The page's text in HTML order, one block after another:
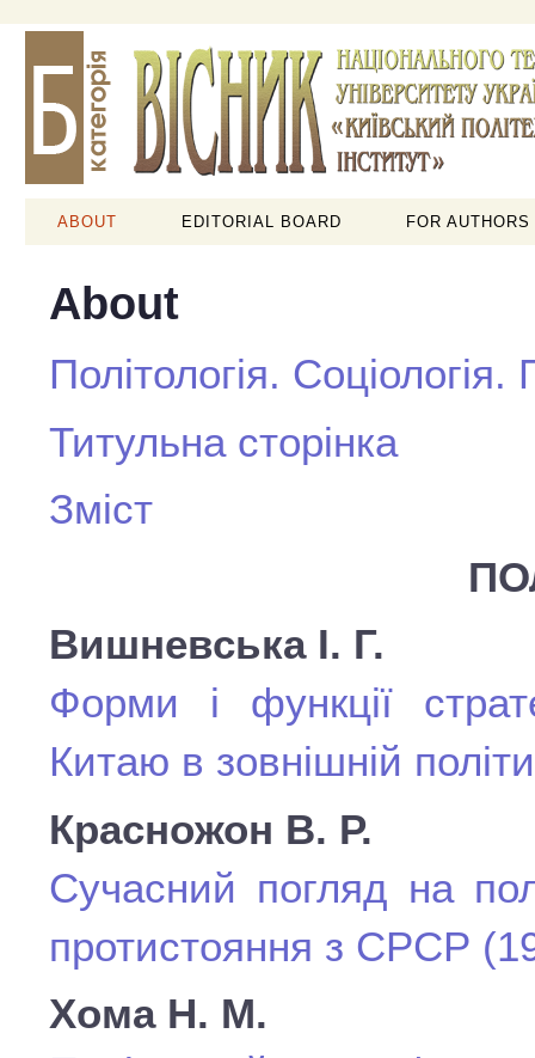
ABOUT EDITORIAL BOARD FOR AUTHORS
About
Політологія.
Титульна сторінка
Зміст
Вишневська І. Г.
Форми і функції
Китаю в зовнішній
Красножон В. Р.
Сучасний погляд на
протистояння з СРСР
Хома Н. М.